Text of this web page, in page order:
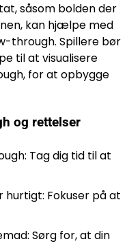
såsom bolden der
kan hjælpe med
through. Spillere bør
til at visualisere
for at opbygge
og rettelser
Tag dig tid til at
Fokuser på at
Sørg for, at din